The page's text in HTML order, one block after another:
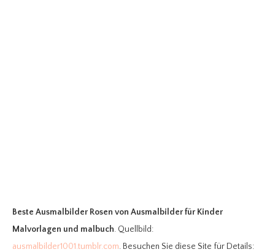
Beste Ausmalbilder Rosen von Ausmalbilder für Kinder
Malvorlagen und malbuch. Quellbild:
ausmalbilder1001.tumblr.com. Besuchen Sie diese Site für Details: